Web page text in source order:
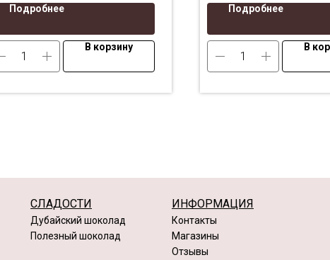
Подробнее
В корзину
Подробнее
В
СЛАДОСТИ
Дубайский шоколад
Полезный шоколад
ИНФОРМАЦИЯ
Контакты
Магазины
Отзывы